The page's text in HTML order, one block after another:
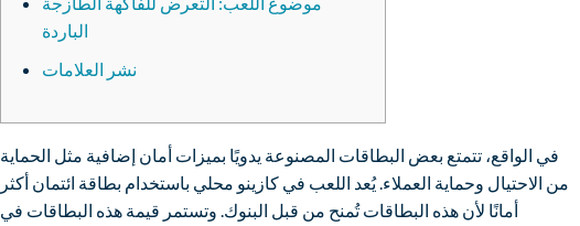
الباردة
نشر العلامات
في الواقع، تتمتع بعض البطاقات المصنوعة يدويًا بميزات أمان إضافية مثل الحماية
من الاحتيال وحماية العملاء. يُعد اللعب في كازينو محلي باستخدام بطاقة ائتمان أكثر
أمانًا لأن هذه البطاقات تُمنح من قبل البنوك. وتستمر قيمة هذه البطاقات في